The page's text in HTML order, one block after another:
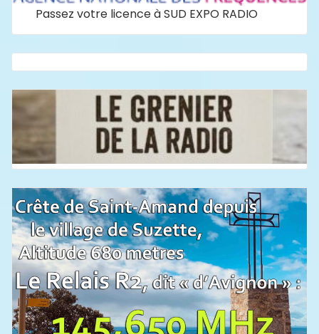
Passez votre licence à SUD EXPO RADIO